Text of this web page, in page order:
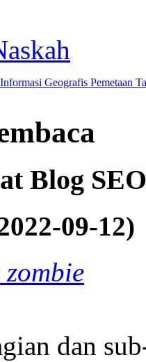
Geografis Pemetaan
Blog
09-12)
dan